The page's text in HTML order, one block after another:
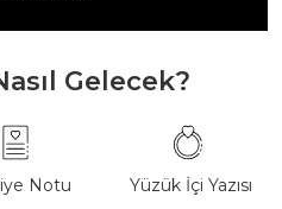
Gelecek?
Notu Yüzük İçi Yazısı